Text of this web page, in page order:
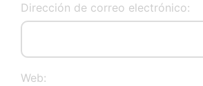
Dirección de correo electrónico:
Web: